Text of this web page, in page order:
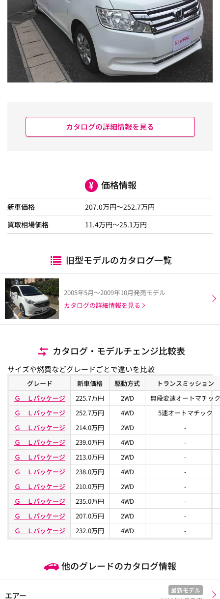
カタログの詳細情報を見る
価格情報
新車価格 207.0万円～252.7万円
買取相場価格
11.4万円〜25.1万円
旧型モデルのカタログ一覧
2005年5月～2009年10月発売モデル
カタログの詳細情報を見る
カタログ・モデルチェンジ比較表
サイズや燃費などグレードごとで違いを比較
グレード 新車価格 駆動方式
トランスミッション
Ｇ Ｌパッケージ
225.7万円 2WD
無段変速オートマチック
Ｇ Ｌパッケージ
252.7万円 4WD
5速オートマチック
Ｇ Ｌパッケージ
214.0万円 2WD
-
Ｇ Ｌパッケージ
239.0万円 4WD
-
Ｇ Ｌパッケージ
213.0万円 2WD
-
Ｇ Ｌパッケージ
238.0万円 4WD
-
Ｇ Ｌパッケージ
210.0万円 2WD
-
Ｇ Ｌパッケージ
235.0万円 4WD
-
Ｇ Ｌパッケージ
207.0万円 2WD
-
Ｇ Ｌパッケージ
232.0万円 4WD -
他のグレードのカタログ情報
エアー
最新モデル